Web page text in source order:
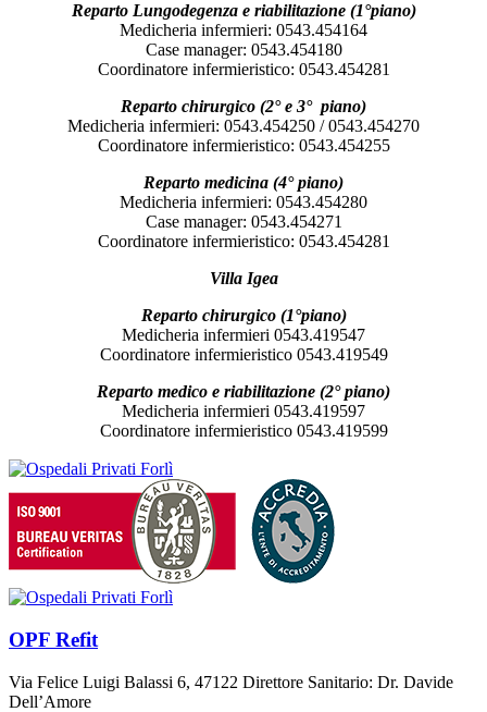
Reparto Lungodegenza e riabilitazione (1°piano)
Medicheria infermieri: 0543.454164
Case manager: 0543.454180
Coordinatore infermieristico: 0543.454281
Reparto chirurgico (2° e 3° piano)
Medicheria infermieri: 0543.454250 / 0543.454270
Coordinatore infermieristico: 0543.454255
Reparto medicina (4° piano)
Medicheria infermieri: 0543.454280
Case manager: 0543.454271
Coordinatore infermieristico: 0543.454281
Villa Igea
Reparto chirurgico (1°piano)
Medicheria infermieri 0543.419547
Coordinatore infermieristico 0543.419549
Reparto medico e riabilitazione (2° piano)
Medicheria infermieri 0543.419597
Coordinatore infermieristico 0543.419599
OPF Refit
Via Felice Luigi Balassi 6, 47122 Direttore Sanitario: Dr. Davide
Dell’Amore